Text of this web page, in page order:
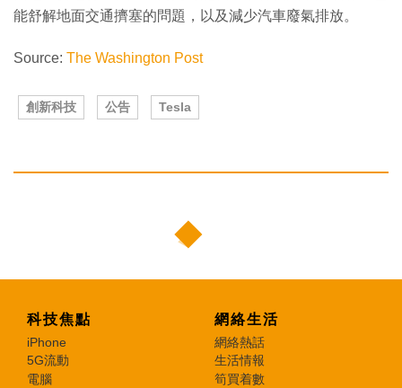
能舒解地面交通擠塞的問題，以及減少汽車廢氣排放。
Source: The Washington Post
創新科技 公告 Tesla
科技焦點
iPhone
5G流動
電腦
網絡生活
網絡熱話
生活情報
筍買着數